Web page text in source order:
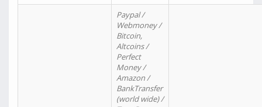
Paypal /
Webmoney /
Bitcoin,
Altcoins /
Perfect
Money /
Amazon /
BankTransfer
(world wide) /